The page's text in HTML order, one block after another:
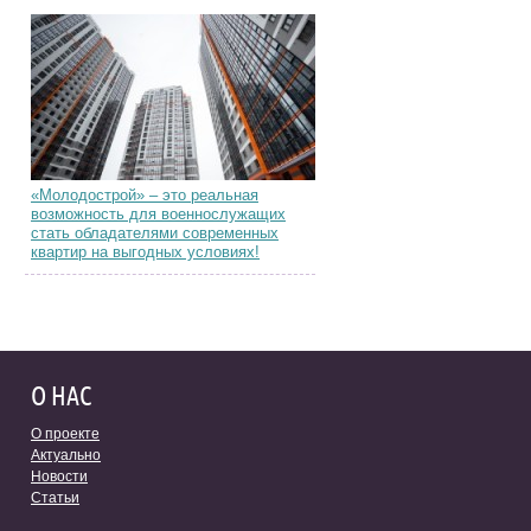
«Молодострой» – это реальная
возможность для военнослужащих
стать обладателями современных
квартир на выгодных условиях!
О НАС
О проекте
Актуально
Новости
Статьи